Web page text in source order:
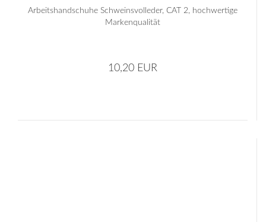
Arbeitshandschuhe Schweinsvolleder, CAT 2, hochwertige
Markenqualität
10,20 EUR